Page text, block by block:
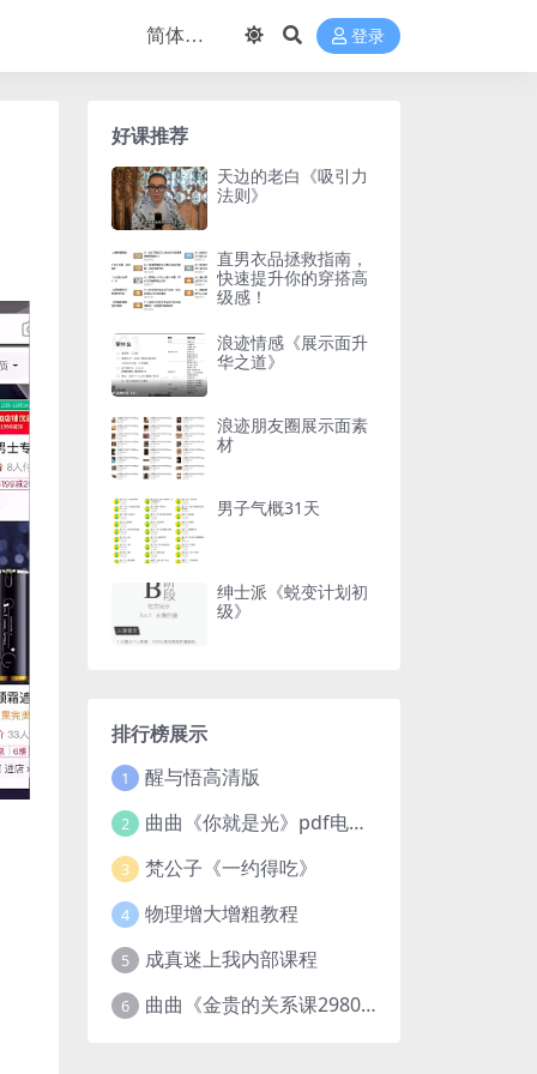
登录
好课推荐
天边的老白《吸引力
法则》
直男衣品拯救指南，
快速提升你的穿搭高
级感！
浪迹情感《展示面升
华之道》
浪迹朋友圈展示面素
材
男子气概31天
绅士派《蜕变计划初
级》
排行榜展示
1 醒与悟高清版
2 曲曲《你就是光》pdf电子版
3 梵公子《一约得吃》
4 物理增大增粗教程
5 成真迷上我内部课程
6 曲曲《金贵的关系课2980》